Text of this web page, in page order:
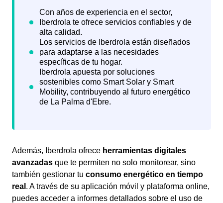
Además, Iberdrola ofrece herramientas digitales
avanzadas que te permiten no solo monitorear, sino
también gestionar tu consumo energético en tiempo
real . A través de su aplicación móvil y plataforma online,
puedes acceder a informes detallados sobre el uso de